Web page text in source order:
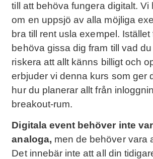
till att behöva fungera digitalt. Vi
om en uppsjö av alla möjliga
bra till rent usla exempel.
behöva gissa dig fram till vad
riskera att allt känns billigt och
erbjuder vi denna kurs som ger
hur du planerar allt från
breakout-rum.
Digitala event behöver inte
analoga, men de behöver vara
Det innebär inte att all din